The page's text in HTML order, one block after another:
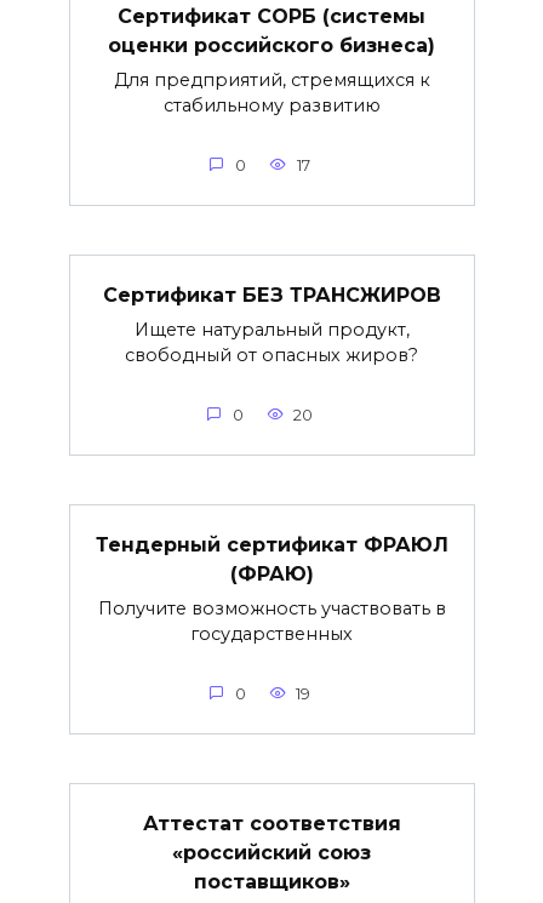
Сертификат СОРБ (системы
оценки российского бизнеса)
Для предприятий, стремящихся к
стабильному развитию
0 17
Сертификат БЕЗ ТРАНСЖИРОВ
Ищете натуральный продукт,
свободный от опасных жиров?
0 20
Тендерный сертификат ФРАЮЛ
(ФРАЮ)
Получите возможность участвовать в
государственных
0 19
Аттестат соответствия
«российский союз
поставщиков»